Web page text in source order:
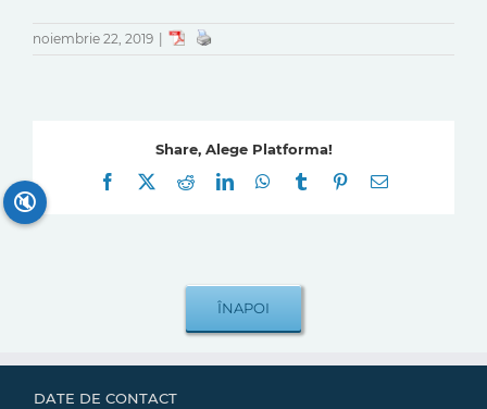
noiembrie 22, 2019
Share, Alege Platforma!
Facebook
RedditLinkedInWhatsApp
Tumblr Pinterest
E-
DATE DE CONTACT
🔇